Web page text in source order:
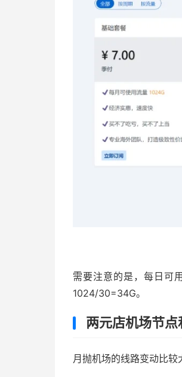
需要注意的是，每日可
1024/30=34G。
两元店机场节点
月抛机场的线路变动比较